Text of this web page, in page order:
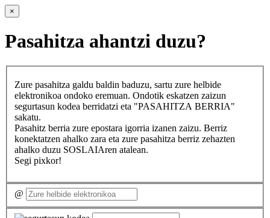
×
Pasahitza ahantzi duzu?
Zure pasahitza galdu baldin baduzu, sartu zure helbide
elektronikoa ondoko eremuan. Ondotik eskatzen zaizun
segurtasun kodea berridatzi eta "PASAHITZA BERRIA"
sakatu.
Pasahitz berria zure epostara igorria izanen zaizu. Berriz
konektatzen ahalko zara eta zure pasahitza berriz zehazten
ahalko duzu SOSLAIAren atalean.
Segi pixkor!
@